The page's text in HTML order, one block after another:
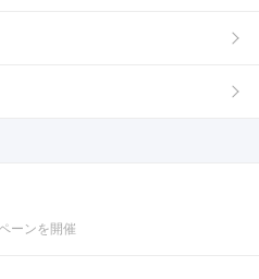
ーンを開催